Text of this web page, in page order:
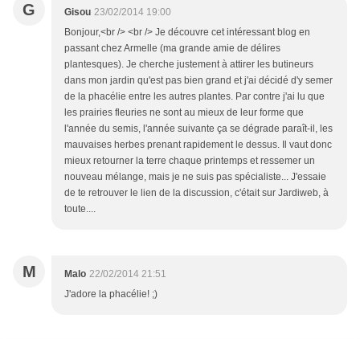
G Gisou 23/02/2014 19:00
Bonjour,<br /> <br /> Je découvre cet intéressant blog en
passant chez Armelle (ma grande amie de délires
plantesques). Je cherche justement à attirer les butineurs
dans mon jardin qu'est pas bien grand et j'ai décidé d'y semer
de la phacélie entre les autres plantes. Par contre j'ai lu que
les prairies fleuries ne sont au mieux de leur forme que
l'année du semis, l'année suivante ça se dégrade paraît-il, les
mauvaises herbes prenant rapidement le dessus. Il vaut donc
mieux retourner la terre chaque printemps et ressemer un
nouveau mélange, mais je ne suis pas spécialiste... J'essaie
de te retrouver le lien de la discussion, c'était sur Jardiweb, à
toute....
M Malo 22/02/2014 21:51
J'adore la phacélie! ;)